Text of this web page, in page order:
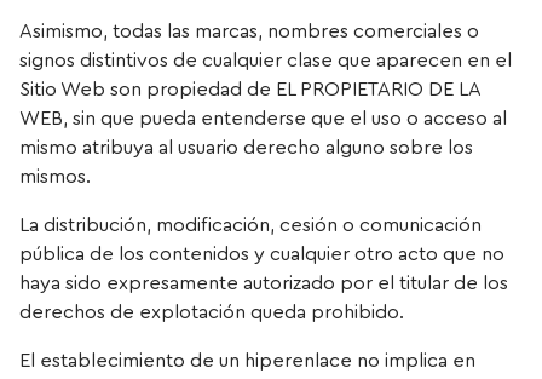
Asimismo, todas las marcas, nombres comerciales o
signos distintivos de cualquier clase que aparecen en el
Sitio Web son propiedad de EL PROPIETARIO DE LA
WEB, sin que pueda entenderse que el uso o acceso al
mismo atribuya al usuario derecho alguno sobre los
mismos.
La distribución, modificación, cesión o comunicación
pública de los contenidos y cualquier otro acto que no
haya sido expresamente autorizado por el titular de los
derechos de explotación queda prohibido.
El establecimiento de un hiperenlace no implica en